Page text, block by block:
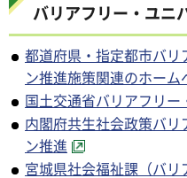
バリアフリー・ユニ
都道府県・指定都市バ
ン推進施策関連のホーム
国土交通省バリアフリ
内閣府共生社会政策バ
ン推進
宮城県社会福祉課（バリ